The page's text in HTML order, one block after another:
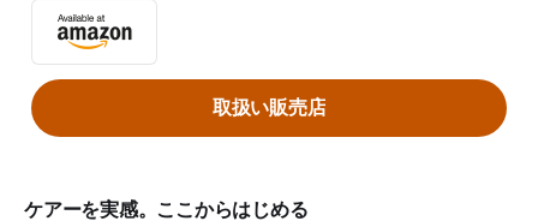
ケアーを実感。ここからはじめる
取扱い販売店